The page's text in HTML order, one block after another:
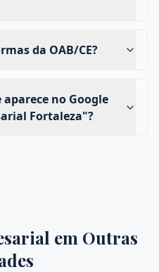
da OAB/CE?
no Google
Fortaleza"?
em Outras